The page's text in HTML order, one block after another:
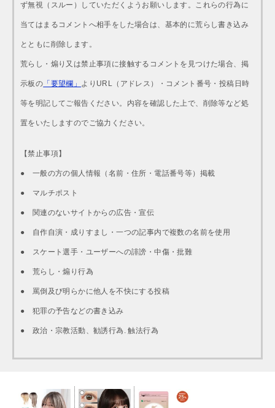
ず無視（スルー）していただくようお願いします。これらの行為に
当てはまるコメントへ相手をした場合は、基本的に荒らし書き込み
とともに削除します。
荒らし・煽り又は禁止事項に接触するコメントを見つけた場合、掲
示板の 「要望欄」 よりURL（アドレス）・コメント番号・投稿日時
等を明記してご報告ください。内容を確認した上で、削除等など処
置をいたしますのでご協力ください。
【禁止事項】
● 一般の方の個人情報（名前・住所・電話番号等）掲載
● マルチポスト
● 関連のないサイトからの広告・宣伝
● 自作自演・成りすまし・一つの記事内で複数の名前を使用
● スケート選手・ユーザーへの誹謗・中傷・批難
● 荒らし・煽り行為
● 罵倒及び明らかに他人を不快にする投稿
● 犯罪の予告などの書き込み
● 政治・宗教活動、勧誘行為. 触法行為